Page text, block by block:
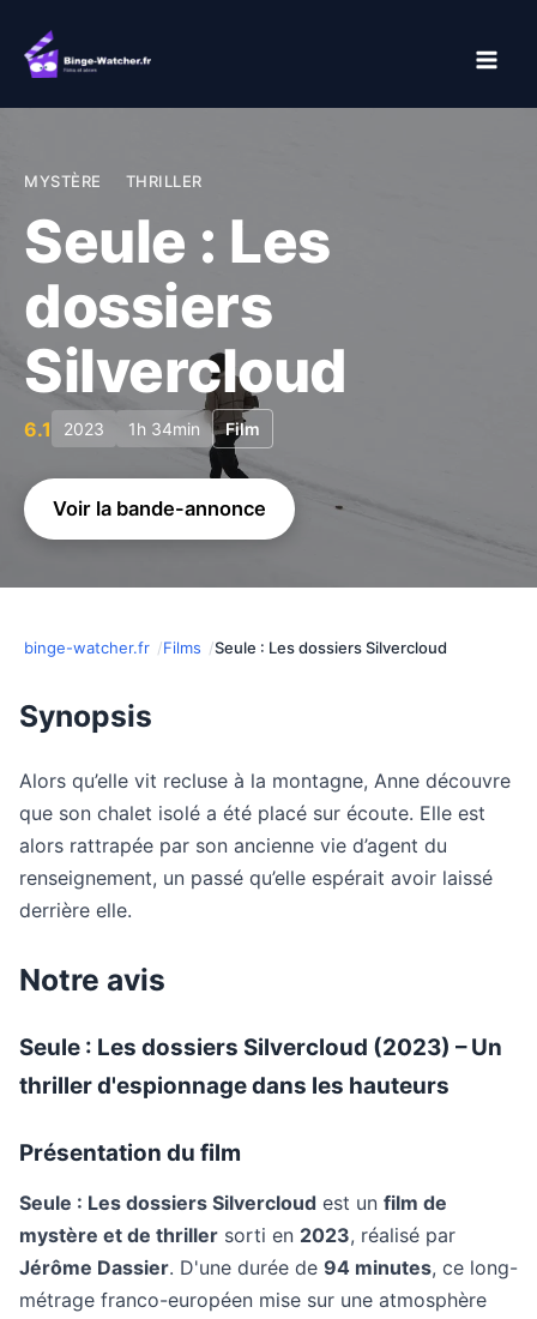
contenu
MYSTÈRE THRILLER
Seule : Les
dossiers
Silvercloud
6.1 2023 1h 34min Film
Voir la bande-annonce
binge-watcher.fr Films Seule : Les dossiers Silvercloud
Synopsis
Alors qu’elle vit recluse à la montagne, Anne découvre
que son chalet isolé a été placé sur écoute. Elle est
alors rattrapée par son ancienne vie d’agent du
renseignement, un passé qu’elle espérait avoir laissé
derrière elle.
Notre avis
Seule : Les dossiers Silvercloud (2023) – Un
thriller d'espionnage dans les hauteurs
Présentation du film
Seule : Les dossiers Silvercloud est un film de
mystère et de thriller sorti en 2023, réalisé par
Jérôme Dassier. D'une durée de 94 minutes, ce long-
métrage franco-européen mise sur une atmosphère